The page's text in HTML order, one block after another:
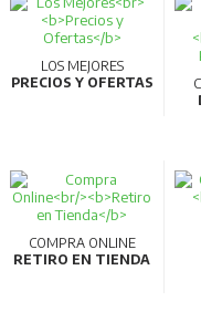
LOS MEJORES
PRECIOS Y OFERTAS
COMPRA ONLINE
RETIRO EN TIENDA